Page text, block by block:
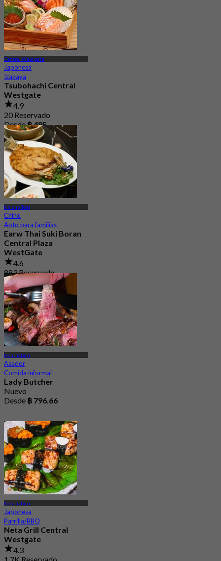
Central Westgate
Japonesa
Izakaya
Tsubohachi Central
Westgate
4.9
20 Reservado
Desde฿ 495
Khlong Toei
Chino
Apto para familias
Earw Thai Suki Boran
Central Plaza
WestGate
4.6
883 Reservado
Desde
฿ 399.66
Nonthaburi
Asador
Comida informal
Lady Butcher
Nuevo
Desde ฿ 796.66
Nonthaburi
Japonesa
Parrilla/BBQ
Neta Grill Central
Westgate
4.3